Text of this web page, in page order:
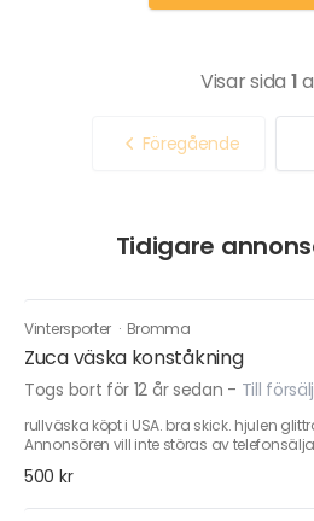
Visar sida 1
Föregående
Tidigare
Vintersporter · Bromma
Zuca väska konståkning
Togs bort för 12 år sedan - Till
rullväska köpt i USA. bra skick. hjulen
Annonsören vill inte störas av
500 kr